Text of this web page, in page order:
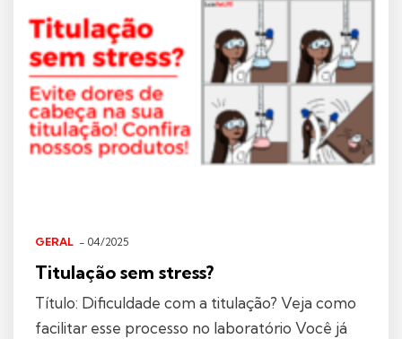
GERAL - 04/2025
Titulação sem stress?
Título: Dificuldade com a titulação? Veja como
facilitar esse processo no laboratório Você já